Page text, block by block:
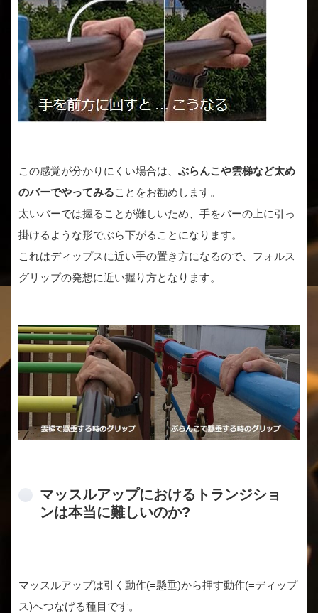
この感覚が分かりにくい場合は、 ぶらんこや雲梯など太め
のバーでやってみることをお勧めします。
太いバーでは握ることが難しいため、手をバーの上に引っ
掛けるような形でぶら下がることになります。
これはディップスに近い手の置き方になるので、フォルス
グリップの発想に近い握り方となります。
マッスルアップにおけるトランジショ
ンは本当に難しいのか?
マッスルアップは引く動作(=懸垂)から押す動作(=ディップ
ス)へつなげる種目です。